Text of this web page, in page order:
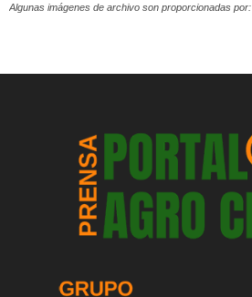
Algunas imágenes de archivo son proporcionadas por: